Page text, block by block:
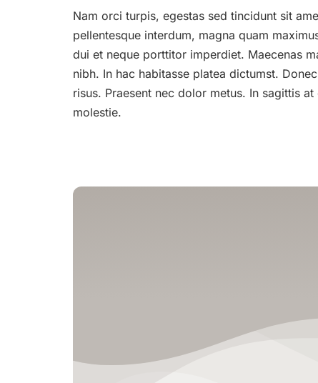
Nam orci turpis, egestas sed tincidunt sit
pellentesque interdum, magna quam
dui et neque porttitor imperdiet. Maecenas
nibh. In hac habitasse platea dictumst.
risus. Praesent nec dolor metus. In sagittis
molestie.